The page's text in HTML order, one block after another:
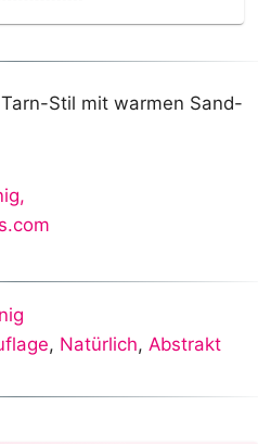
Stil mit warmen Sand-
,
, Natürlich, Abstrakt